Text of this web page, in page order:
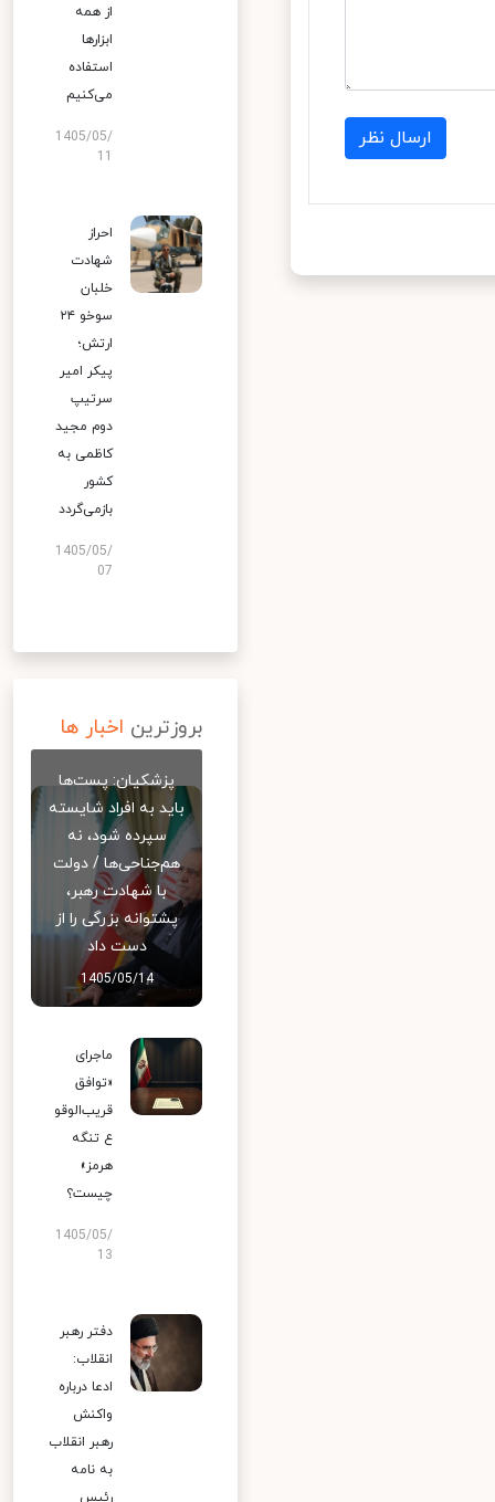
ارسال نظر
از همه
ابزارها
استفاده
می‌کنیم
1405/05/
احراز
شهادت
خلبان
سوخو ۲۴
ارتش؛
پیکر امیر
سرتیپ
دوم مجید
کاظمی به
کشور
بازمی‌گردد
1405/05/
07
بروزترین اخبار ها
پزشکیان: پست‌ها
باید به افراد شایسته
سپرده شود، نه
هم‌جناحی‌ها / دولت
با شهادت رهبر،
پشتوانه بزرگی را از
دست داد
1405/05/14
ماجرای
«توافق
قریب‌الوقو
ع تنگه
هرمز»
چیست؟
1405/05/
13
دفتر رهبر
انقلاب:
ادعا درباره
واکنش
رهبر انقلاب
به نامه
رئیس